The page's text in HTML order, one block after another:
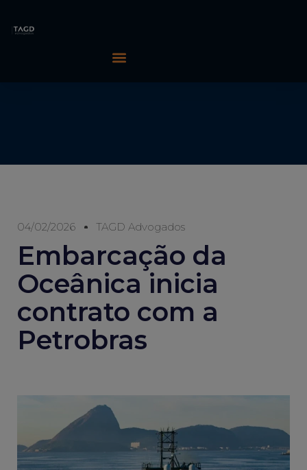
04/02/2026 TAGD Advogados
Embarcação da
Oceânica inicia
contrato com a
Petrobras